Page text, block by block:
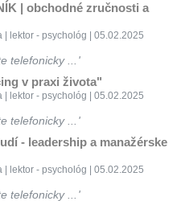
| obchodné zručnosti a
| lektor - psychológ | 05.02.2025
telefonicky ...
v praxi života"
| lektor - psychológ | 05.02.2025
telefonicky ...
- leadership a manažérske
| lektor - psychológ | 05.02.2025
telefonicky ...